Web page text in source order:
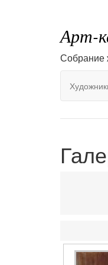
Арт-
Собрание